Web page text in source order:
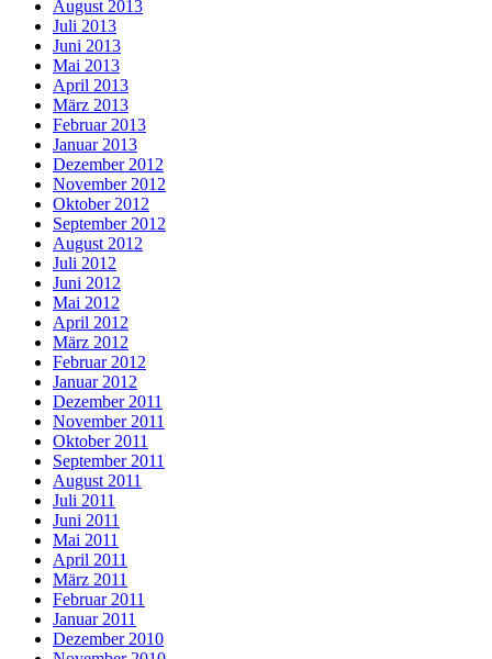
August 2013
Juli 2013
Juni 2013
Mai 2013
April 2013
März 2013
Februar 2013
Januar 2013
Dezember 2012
November 2012
Oktober 2012
September 2012
August 2012
Juli 2012
Juni 2012
Mai 2012
April 2012
März 2012
Februar 2012
Januar 2012
Dezember 2011
November 2011
Oktober 2011
September 2011
August 2011
Juli 2011
Juni 2011
Mai 2011
April 2011
März 2011
Februar 2011
Januar 2011
Dezember 2010